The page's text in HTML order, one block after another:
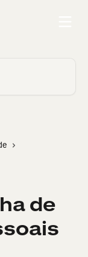
de